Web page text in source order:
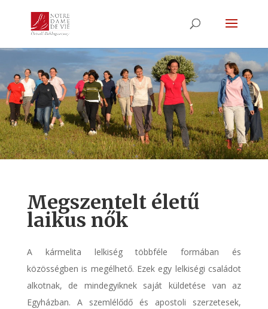
Megszentelt életű
laikus nők
A kármelita lelkiségtöbbféle formában és
közösségben is megélhető. Ezek egy lelkiségi családot
alkotnak, de mindegyiknek saját küldetése van az
Egyházban. A szemlélődő és apostoli szerzetesek,